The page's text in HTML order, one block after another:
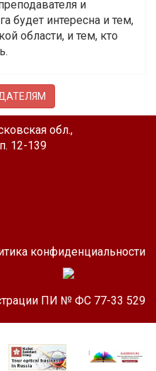
и
будет интересна и тем,
области, и тем, кто
обл.,
12-139
конфиденциальности
ПИ № ФС 77-33 529